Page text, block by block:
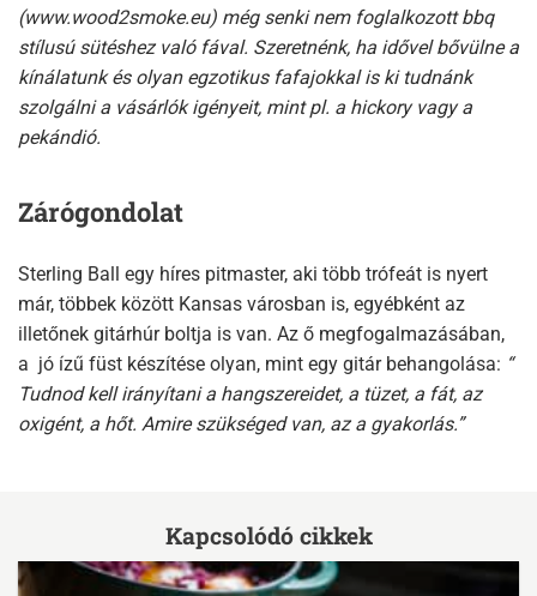
(www.wood2smoke.eu) még senki nem foglalkozott bbq
stílusú sütéshez való fával. Szeretnénk, ha idővel bővülne a
kínálatunk és olyan egzotikus fafajokkal is ki tudnánk
szolgálni a vásárlók igényeit, mint pl. a hickory vagy a
pekándió.
Zárógondolat
Sterling Ball egy híres pitmaster, aki több trófeát is nyert
már, többek között Kansas városban is, egyébként az
illetőnek gitárhúr boltja is van. Az ő megfogalmazásában,
a jó ízű füst készítése olyan, mint egy gitár behangolása: “
Tudnod kell irányítani a hangszereidet, a tüzet, a fát, az
oxigént, a hőt. Amire szükséged van, az a gyakorlás.”
Kapcsolódó cikkek